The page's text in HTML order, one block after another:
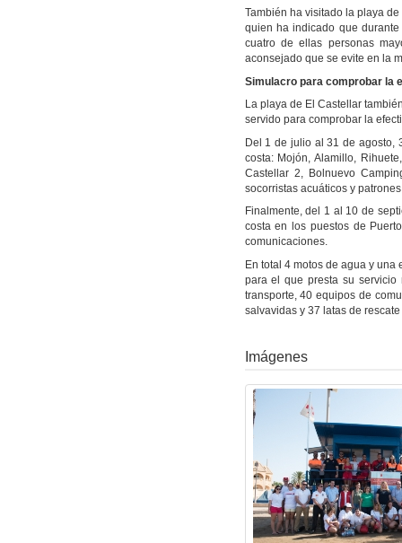
También ha visitado la playa
quien ha indicado que
cuatro de ellas personas
aconsejado que se evite en la
Simulacro para comprobar la
La playa de El Castellar
servido para comprobar la
Del 1 de julio al 31 de agosto,
costa: Mojón, Alamillo,
Castellar 2, Bolnuevo
socorristas acuáticos y
Finalmente, del 1 al 10 de
costa en los puestos de
comunicaciones.
En total 4 motos de agua y
para el que presta su servicio
transporte, 40 equipos de
salvavidas y 37 latas de
Imágenes